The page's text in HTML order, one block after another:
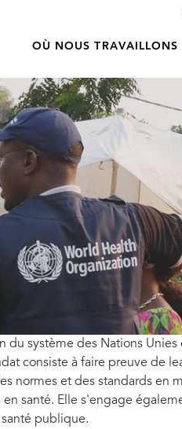
OÙ NOUS TRAVAILLONS
du système des Nations
consiste à faire preuve de
normes et des standards en
santé. Elle s'engage
publique.